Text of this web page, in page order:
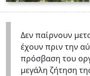
Δεν παίρνουν
έχουν πριν την
πρόσβαση του
μεγάλη ζήτηση